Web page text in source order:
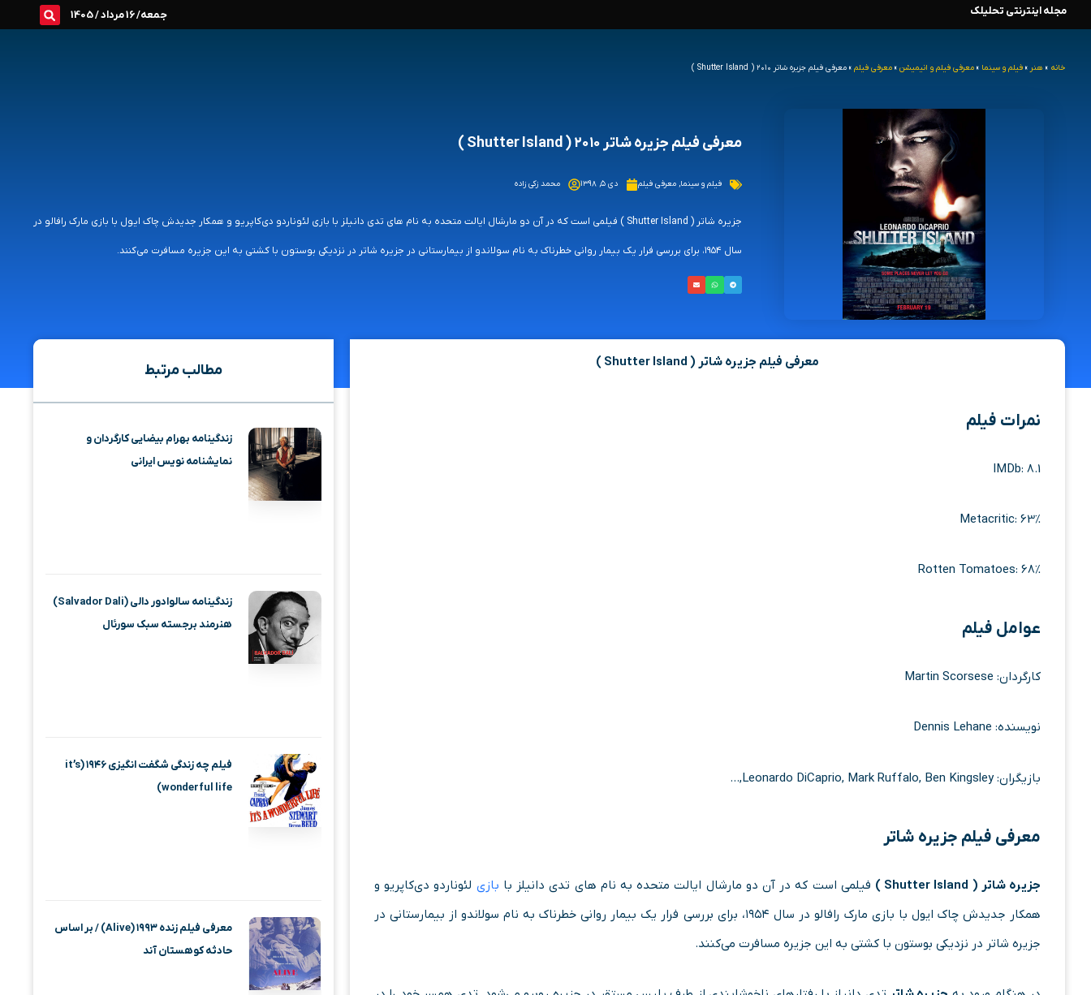
محتوا
مجله اینترنتی تحلیلک جمعه/ 16 مرداد / 1405
خانه » هنر » فیلم و سینما » معرفی فیلم و انیمیشن » معرفی فیلم » معرفی فیلم جزیره شاتر ۲۰۱۰ ( Shutter Island )
معرفی فیلم جزیره شاتر ۲۰۱۰ ( Shutter Island )
فیلم و سینما, معرفی فیلم دی ۵, ۱۳۹۸ محمد زکی زاده
جزیره شاتر ( Shutter Island ) فیلمی است که در آن دو مارشال ایالت متحده به نام های تدی دانیلز با بازی لئوناردو دی‌کاپریو و همکار جدیدش چاک ایول با بازی مارک رافالو در
سال ۱۹۵۴، برای بررسی فرار یک بیمار روانی خطرناک به نام سولاندو از بیمارستانی در جزیره شاتر در نزدیکی بوستون با کشتی به این جزیره مسافرت می‌کنند.
معرفی فیلم جزیره شاتر ( Shutter Island )
نمرات فیلم
IMDb: 8.1
Metacritic: 63%
Rotten Tomatoes: 68%
عوامل فیلم
کارگردان: Martin Scorsese
نویسنده: Dennis Lehane
بازیگران: Leonardo DiCaprio, Mark Ruffalo, Ben Kingsley,…
معرفی فیلم جزیره شاتر
جزیره شاتر ( Shutter Island ) فیلمی است که در آن دو مارشال ایالت متحده به نام های تدی دانیلز با بازی لئوناردو دی‌کاپریو و
همکار جدیدش چاک ایول با بازی مارک رافالو در سال ۱۹۵۴، برای بررسی فرار یک بیمار روانی خطرناک به نام سولاندو از بیمارستانی در
جزیره شاتر در نزدیکی بوستون با کشتی به این جزیره مسافرت می‌کنند.
مطالب مرتبط
زندگینامه بهرام بیضایی کارگردان و
نمایشنامه نویس ایرانی
زندگینامه سالوادور دالی (Salvador Dali)
هنرمند برجسته سبک سورئال
فیلم چه زندگی شگفت انگیزی ۱۹۴۶ (it’s
wonderful life)
معرفی فیلم زنده ۱۹۹۳ (Alive) / بر اساس
حادثه کوهستان آند